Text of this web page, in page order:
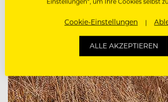
Cookie-Einstellungen
ALLE AKZEPTIEREN